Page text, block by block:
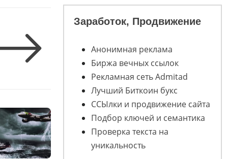
Заработок, Продвижение
Анонимная реклама
Биржа вечных ссылок
Рекламная сеть Admitad
Лучший Биткоин букс
ССЫлки и продвижение сайта
Подбор ключей и семантика
Проверка текста на
уникальность